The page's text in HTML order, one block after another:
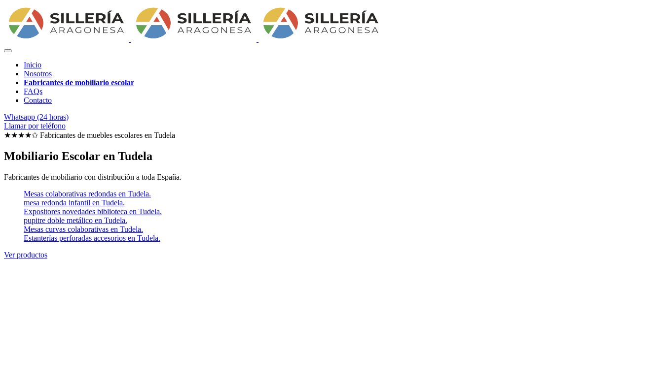
Inicio
Nosotros
Fabricantes de mobiliario escolar
FAQs
Contacto
Whatsapp (24 horas)
Llamar por teléfono
★★★★✩ Fabricantes de muebles escolares en Tudela
Mobiliario Escolar en Tudela
Fabricantes de mobiliario con distribución a toda España.
Mesas colaborativas redondas en Tudela.
mesa redonda infantil en Tudela.
Expositores novedades biblioteca en Tudela.
pupitre doble metálico en Tudela.
Mesas curvas colaborativas en Tudela.
Estanterías perforadas accesorios en Tudela.
Ver productos